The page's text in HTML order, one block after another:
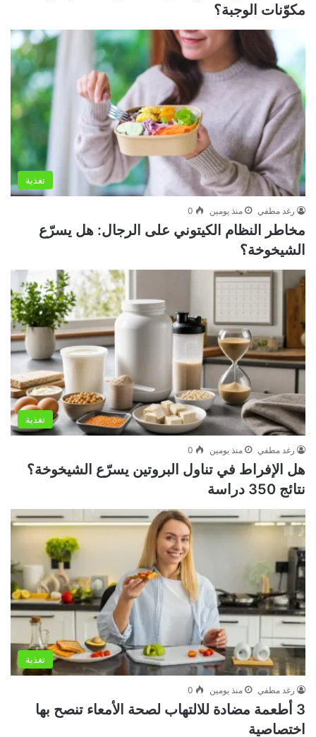
مكوّنات الوجبة؟
تغذية
رغد مطفي منذ يومين 0
مخاطر النظام الكيتوني على الرجال: هل يسرّع
الشيخوخة؟
تغذية
رغد مطفي منذ يومين 0
هل الإفراط في تناول البروتين يسرّع الشيخوخة؟
نتائج 350 دراسة
تغذية
رغد مطفي منذ يومين 0
3 أطعمة مضادة للالتهاب لصحة الأمعاء تنصح بها
اختصاصية